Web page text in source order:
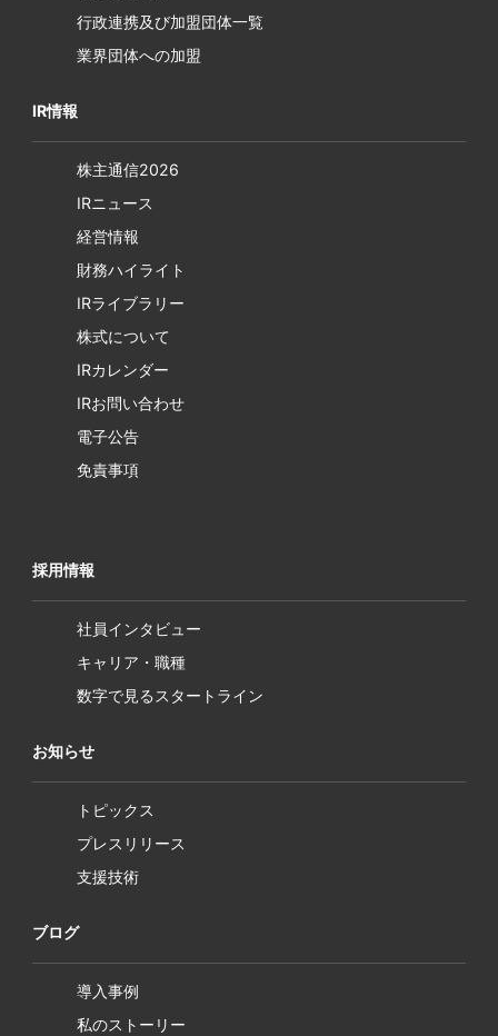
行政連携及び加盟団体一覧
業界団体への加盟
IR情報
株主通信2026
IRニュース
経営情報
財務ハイライト
IRライブラリー
株式について
IRカレンダー
IRお問い合わせ
電子公告
免責事項
採用情報
社員インタビュー
キャリア・職種
数字で見るスタートライン
お知らせ
トピックス
プレスリリース
支援技術
ブログ
導入事例
私のストーリー